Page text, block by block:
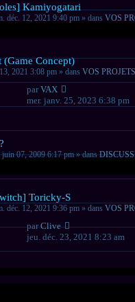
Kamiyogatari
déc. 12, 2021 9:40 pm » dans VOS
(Game Concept)
2021 3:08 pm » dans VOS
parVAX
mer. janv. 25, 2023 6:38 pm
07, 2009 6:17 pm » dans
Toricky-S
déc. 12, 2021 9:36 pm » dans VOS
parClive
jeu. déc. 23, 2021 8:23 am